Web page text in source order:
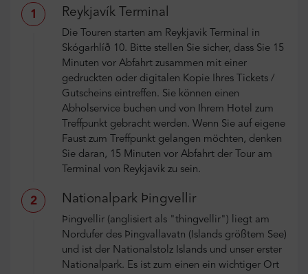
1 Reykjavík Terminal
Die Touren starten am Reykjavik Terminal in
Skógarhlíð 10. Bitte stellen Sie sicher, dass Sie 15
Minuten vor Abfahrt zusammen mit einer
gedruckten oder digitalen Kopie Ihres Tickets /
Gutscheins eintreffen. Sie können einen
Abholservice buchen und von Ihrem Hotel zum
Treffpunkt gebracht werden. Wenn Sie auf eigene
Faust zum Treffpunkt gelangen möchten, denken
Sie daran, 15 Minuten vor Abfahrt der Tour am
Terminal von Reykjavik zu sein.
2 Nationalpark Þingvellir
Þingvellir (anglisiert als "thingvellir") liegt am
Nordufer des Þingvallavatn (Islands größtem See)
und ist der Nationalstolz Islands und unser erster
Nationalpark. Es ist zum einen ein wichtiger Ort